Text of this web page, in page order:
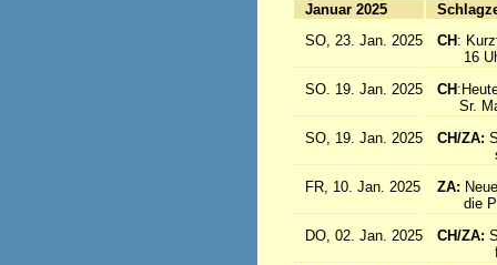
Januar 2025
SO, 23. Jan. 2025
CH :
16
SO. 19. Jan. 2025
CH
Sr.
SO, 19. Jan. 2025
CH/ZA:
sind
FR, 10. Jan. 2025
ZA:
die
DO, 02. Jan. 2025
CH/ZA: